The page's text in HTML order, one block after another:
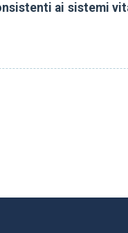
ai sistemi